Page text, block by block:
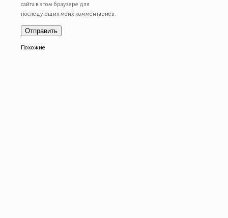
сайта в этом браузере для
последующих моих комментариев.
Похожие